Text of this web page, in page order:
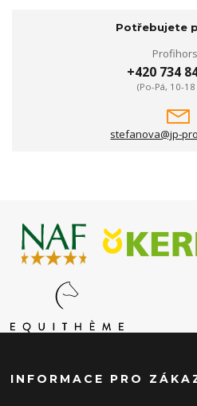
Potřebujete
+420 734
(Po-Pá, 10-
stefanova@jp-
INFORMACE PRO